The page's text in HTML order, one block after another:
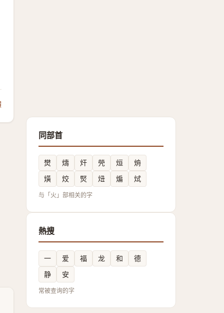
同部首
燓 燽 㶥 焭 烜
烐
熿
烄 㷂 炄 煸 烒
与「火」部相关的字
熱搜
一 爱 福 龙 和
德
静
安
常被查询的字